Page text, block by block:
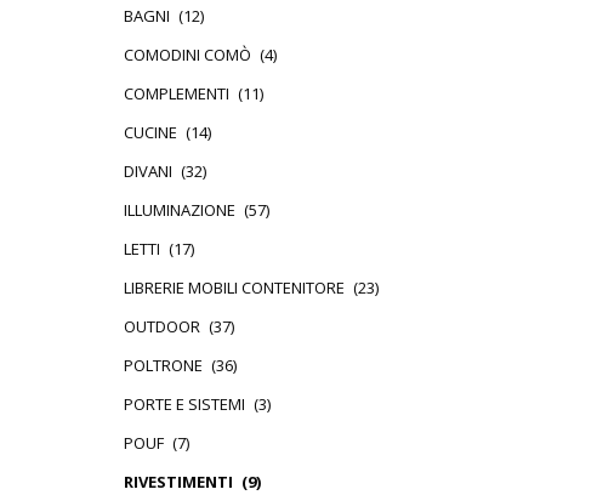
BAGNI (12)
COMODINI COMÒ (4)
COMPLEMENTI (11)
CUCINE (14)
DIVANI (32)
ILLUMINAZIONE (57)
LETTI (17)
LIBRERIE MOBILI CONTENITORE (23)
OUTDOOR (37)
POLTRONE (36)
PORTE E SISTEMI (3)
POUF (7)
RIVESTIMENTI (9)